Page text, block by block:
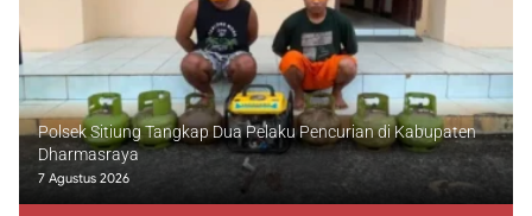
Polsek Sitiung Tangkap Dua Pelaku Pencurian di Kabupaten
Dharmasraya
7 Agustus 2026